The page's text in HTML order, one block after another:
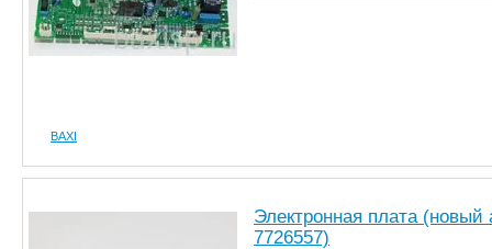
BAXI
Электронная плата (новый
7726557)